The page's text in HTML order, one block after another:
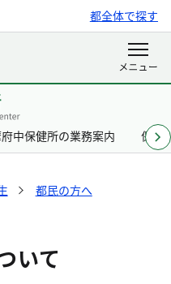
都全体で探す
中保健所の業務案内 保健
都民の方へ
いて